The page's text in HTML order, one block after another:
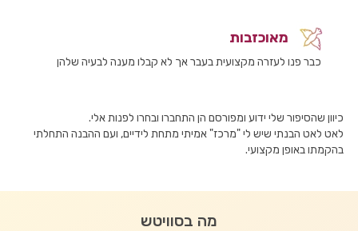
מאוכזבות
כבר פנו לעזרה מקצועית בעבר אך לא קבלו מענה לבעיה שלהן
כיוון שהסיפור שלי ידוע ומפורסם הן התחברו ובחרו לפנות אלי.
לאט לאט הבנתי שיש לי "מרכז" אמיתי מתחת לידיים, ועם ההבנה התחלתי
בהקמתו באופן מקצועי.
מה בסוויטש